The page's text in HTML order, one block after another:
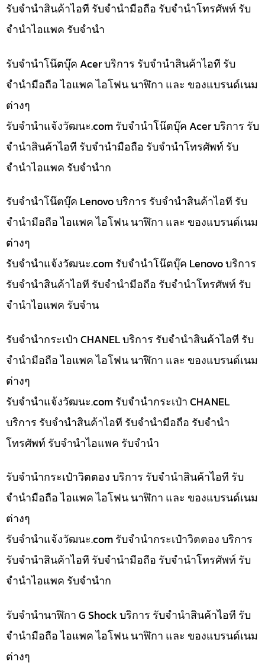
รับจำนำสินค้าไอที รับจำนำมือถือ รับจำนำโทรศัพท์ รับ
จำนำไอแพค รับจำนำ
รับจำนำโน๊ตบุ๊ค Acer บริการ รับจำนำสินค้าไอที รับ
จำนำมือถือ ไอแพค ไอโฟน นาฬิกา และ ของแบรนด์เนม
ต่างๆ
รับจํานําแจ้งวัฒนะ.com รับจำนำโน๊ตบุ๊ค Acer บริการ รับ
จำนำสินค้าไอที รับจำนำมือถือ รับจำนำโทรศัพท์ รับ
จำนำไอแพค รับจำนำก
รับจำนำโน๊ตบุ๊ค Lenovo บริการ รับจำนำสินค้าไอที รับ
จำนำมือถือ ไอแพค ไอโฟน นาฬิกา และ ของแบรนด์เนม
ต่างๆ
รับจํานําแจ้งวัฒนะ.com รับจำนำโน๊ตบุ๊ค Lenovo บริการ
รับจำนำสินค้าไอที รับจำนำมือถือ รับจำนำโทรศัพท์ รับ
จำนำไอแพค รับจำน
รับจำนำกระเป๋า CHANEL บริการ รับจำนำสินค้าไอที รับ
จำนำมือถือ ไอแพค ไอโฟน นาฬิกา และ ของแบรนด์เนม
ต่างๆ
รับจํานําแจ้งวัฒนะ.com รับจำนำกระเป๋า CHANEL
บริการ รับจำนำสินค้าไอที รับจำนำมือถือ รับจำนำ
โทรศัพท์ รับจำนำไอแพค รับจำนำ
รับจำนำกระเป๋าวิตตอง บริการ รับจำนำสินค้าไอที รับ
จำนำมือถือ ไอแพค ไอโฟน นาฬิกา และ ของแบรนด์เนม
ต่างๆ
รับจํานําแจ้งวัฒนะ.com รับจำนำกระเป๋าวิตตอง บริการ
รับจำนำสินค้าไอที รับจำนำมือถือ รับจำนำโทรศัพท์ รับ
จำนำไอแพค รับจำนำก
รับจำนำนาฬิกา G Shock บริการ รับจำนำสินค้าไอที รับ
จำนำมือถือ ไอแพค ไอโฟน นาฬิกา และ ของแบรนด์เนม
ต่างๆ